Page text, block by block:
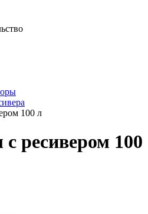
100 л
ресивером 100